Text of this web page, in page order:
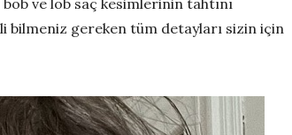
bilmeniz gereken tüm detayları sizin için